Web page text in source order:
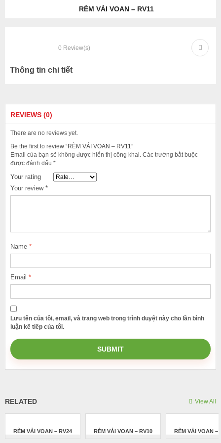
RÈM VẢI VOAN – RV11
0 Review(s)
Thông tin chi tiết
REVIEWS (0)
There are no reviews yet.
Be the first to review “RÈM VẢI VOAN – RV11”
Email của bạn sẽ không được hiển thị công khai. Các trường bắt buộc
được đánh dấu *
Your rating
Your review *
Name *
Email *
Lưu tên của tôi, email, và trang web trong trình duyệt này cho lần bình
luận kế tiếp của tôi.
RELATED View All
RÈM VẢI VOAN – RV24 RÈM VẢI VOAN – RV10 RÈM VẢI VOAN –